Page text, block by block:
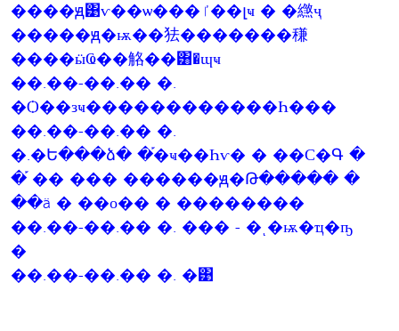
����ԭ͹ѵ��ѡ���ٵ��լҹ � �繺ҷ
�����ԭ�ѭ��㹤�������稴
����ӹҨ��觡��͸�ɰҹ
��.��-��.�� �.
�Ѻ��зҹ������������Һ���
��.��-��.�� �.
�.�Ե���ձ� �֡�ҹ��Һѵ� � ��С�Գ �
�֡ �� ��� ������ԭ�Թ����� �
��ä � ��о�� � ��������
��.��-��.�� �. ��� - �ͺ�ѭ�ҵ�ҧ
�
��.��-��.�� �. �͹